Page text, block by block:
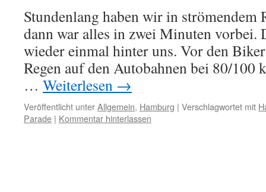
Stundenlang haben wir in strömendem
dann war alles in zwei Minuten vorbei.
wieder einmal hinter uns. Vor den
Regen auf den Autobahnen bei 80/100
… Weiterlesen →
Veröffentlicht unterAllgemein, Hamburg | Verschlagwortet mit
Parade | Kommentar hinterlassen